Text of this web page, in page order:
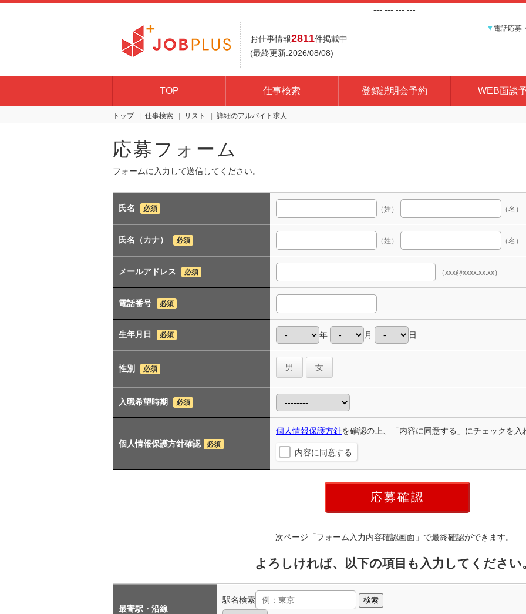
--- --- --- ---
お仕事情報2811件掲載中
(最終更新:2026/08/08)
▼ 電話応募
TOP 仕事検索 登録説明会予約 WEB面談
トップ 仕事検索 リスト 詳細
応募フォーム
フォームに入力して送信してください。
氏名 必須 （姓） （名）
氏名（カナ） 必須 （姓） （名）
メールアドレス 必須 （xxx@xxxx.xx.xx）
電話番号 必須
生年月日 必須 年 月 日
性別 必須 男 女
入職希望時期 必須
個人情報保護方針確認 必須
個人情報保護方針を確認の上、「内容に同意する」にチェックを入
内容に同意する
次ページ「フォーム入力内容確認画面」で最終確認ができます。
よろしければ、以下の項目も入力してください
最寄駅・沿線
駅名検索 検索